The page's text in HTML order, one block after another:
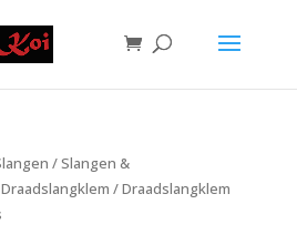
/Slangen &
Draadslangklem / Draadslangklem